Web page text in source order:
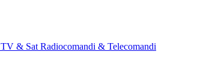
TV & Sat Radiocomandi & Telecomandi